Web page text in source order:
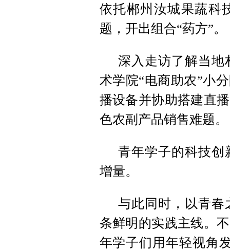
依托郴州汝城果蔬科
题，开出组合“药方”。
深入走访了解当地
术学院“电商助农”小
播设备并协助搭建直
色农副产品销售难题。
青年学子的科技创
增量。
与此同时，以青春
条鲜明的实践主线。
年学子们用年轻视角